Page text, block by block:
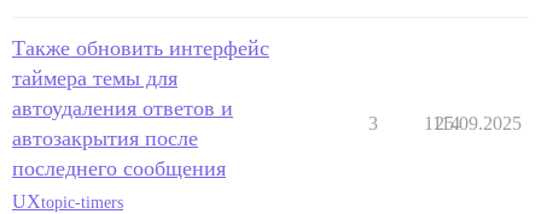
Также обновить интерфейс
таймера темы для
автоудаления ответов и
автозакрытия после
последнего сообщения
UXtopic-timers
3 1114
25.09.2025